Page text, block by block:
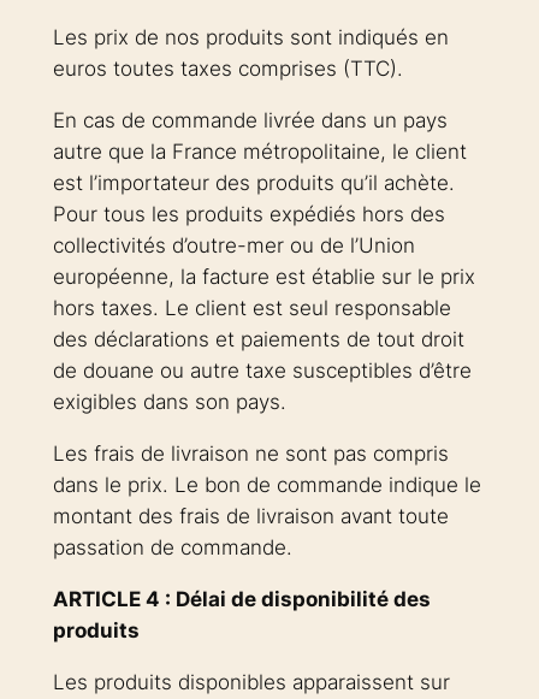
Les prix de nos produits sont indiqués en
euros toutes taxes comprises (TTC).
En cas de commande livrée dans un pays
autre que la France métropolitaine, le client
est l’importateur des produits qu’il achète.
Pour tous les produits expédiés hors des
collectivités d’outre-mer ou de l’Union
européenne, la facture est établie sur le prix
hors taxes. Le client est seul responsable
des déclarations et paiements de tout droit
de douane ou autre taxe susceptibles d’être
exigibles dans son pays.
Les frais de livraison ne sont pas compris
dans le prix. Le bon de commande indique le
montant des frais de livraison avant toute
passation de commande.
ARTICLE 4 : Délai de disponibilité des
produits
Les produits disponibles apparaissent sur